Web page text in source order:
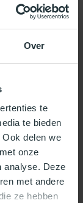
Over
te
te bieden
delen we
onze
analyse. Deze
met andere
ze hebben